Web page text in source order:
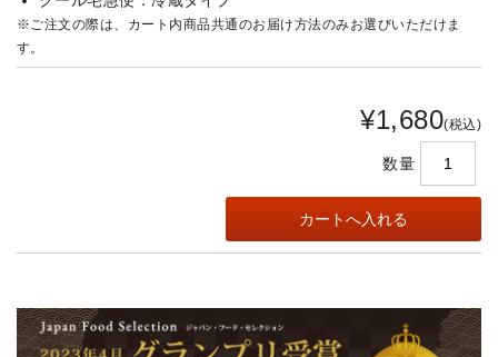
※ご注文の際は、カート内商品共通のお届け方法のみお選びいただけま
す。
¥1,680(税込)
数量